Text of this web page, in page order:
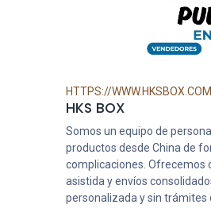
HTTPS://
HKS BOX
Somos un equipo de
productos desde China de
complicaciones. Ofrecemos
asistida y envíos
personalizada y sin trámites